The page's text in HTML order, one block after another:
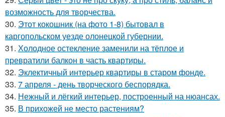
возможность для творчества.
30. Этот кокошник (на фото 1-8) бытовал в
каргопольском уезде олонецкой губернии.
31. Холодное остекление заменили на тёплое и
превратили балкон в часть квартиры.
32. Эклектичный интерьер квартиры в старом фонде.
33. 7 апреля - день творческого беспорядка.
34. Нежный и лёгкий интерьер, построенный на нюансах.
35. В прихожей не место растениям?